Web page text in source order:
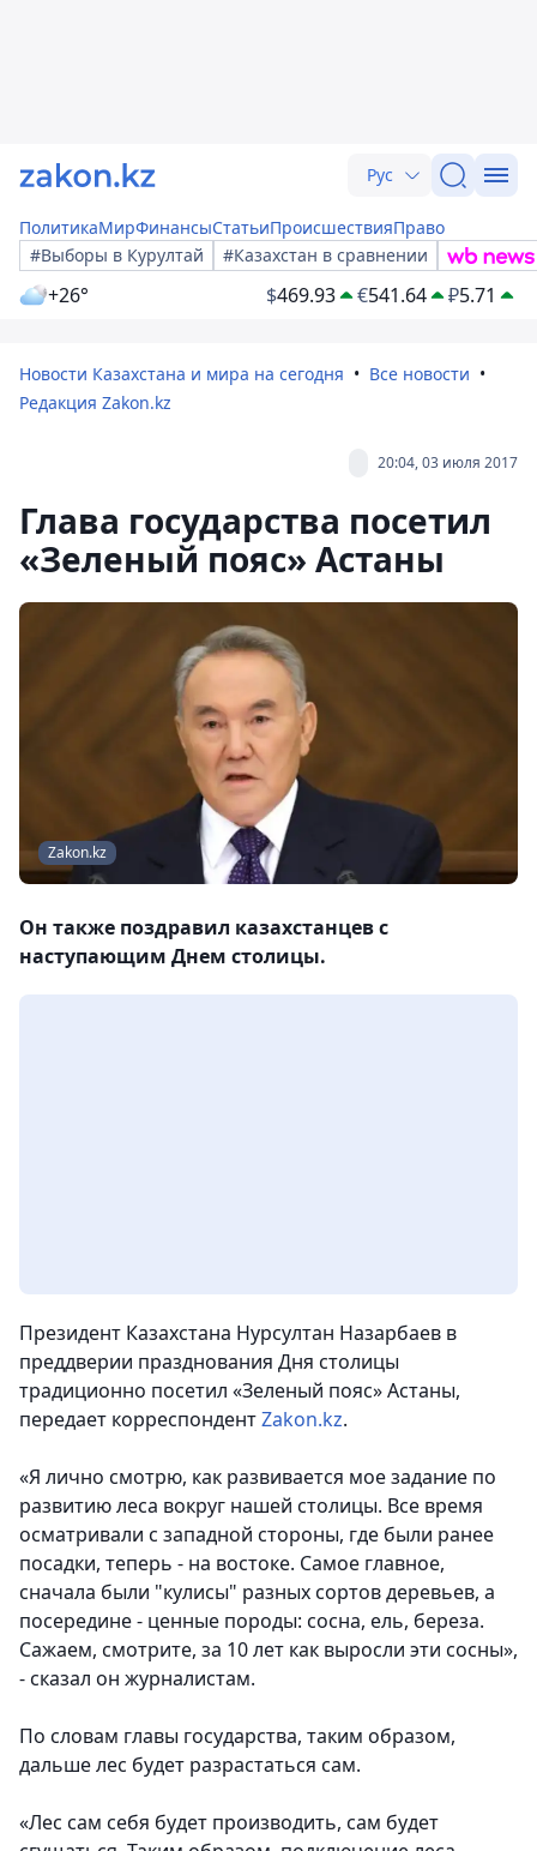
Рус
ПолитикаМирФинансыСтатьиПроисшествияПраво
#Выборы в Курултай
#Казахстан в сравнении
+26° $469.93 €541.64 ₽5.71
Новости Казахстана и мира на сегодня
Все новости
Редакция Zakon.kz
20:04, 03 июля 2017
Глава государства посетил
«Зеленый пояс» Астаны
Zakon.kz
Он также поздравил казахстанцев с
наступающим Днем столицы.
Президент Казахстана Нурсултан Назарбаев в
преддверии празднования Дня столицы
традиционно посетил «Зеленый пояс» Астаны,
передает корреспондентZakon.kz.
«Я лично смотрю, как развивается мое задание по
развитию леса вокруг нашей столицы. Все время
осматривали с западной стороны, где были ранее
посадки, теперь - на востоке. Самое главное,
сначала были "кулисы" разных сортов деревьев, а
посередине - ценные породы: сосна, ель, береза.
Сажаем, смотрите, за 10 лет как выросли эти сосны»,
- сказал он журналистам.
По словам главы государства, таким образом,
дальше лес будет разрастаться сам.
«Лес сам себя будет производить, сам будет